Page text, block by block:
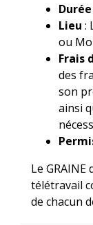
Durée
Lieu :
ou
Frais
des
son
ainsi
Le
télétravail
de chacun